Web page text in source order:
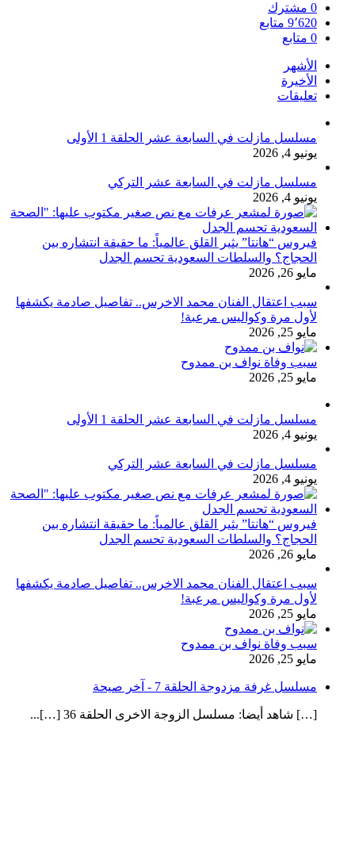
0 مشترك
9٬620 متابع
0 متابع
الأشهر
الأخيرة
تعليقات
مسلسل مازلت في السابعة عشر الحلقة 1 الأولى
يونيو 4, 2026
مسلسل مازلت في السابعة عشر التركي
يونيو 4, 2026
فيروس “هانتا” يثير القلق عالمياً: ما حقيقة انتشاره بين
الحجاج؟ والسلطات السعودية تحسم الجدل
مايو 26, 2026
سبب اعتقال الفنان محمد الاخرس.. تفاصيل صادمة يكشفها
لأول مرة وكواليس مرعبة!
مايو 25, 2026
سبب وفاة نواف بن ممدوح
مايو 25, 2026
مسلسل مازلت في السابعة عشر الحلقة 1 الأولى
يونيو 4, 2026
مسلسل مازلت في السابعة عشر التركي
يونيو 4, 2026
فيروس “هانتا” يثير القلق عالمياً: ما حقيقة انتشاره بين
الحجاج؟ والسلطات السعودية تحسم الجدل
مايو 26, 2026
سبب اعتقال الفنان محمد الاخرس.. تفاصيل صادمة يكشفها
لأول مرة وكواليس مرعبة!
مايو 25, 2026
سبب وفاة نواف بن ممدوح
مايو 25, 2026
مسلسل غرفة مزدوجة الحلقة 7 - آخر صيحة
[…] شاهد أيضا: مسلسل الزوجة الاخرى الحلقة 36 […]...